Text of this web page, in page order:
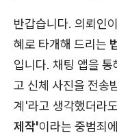
반갑습니다. 의뢰인
혜로 타개해 드리는
입니다. 채팅 앱을
고 신체 사진을 전송
계'라고 생각했더라
제작'이라는 중범죄